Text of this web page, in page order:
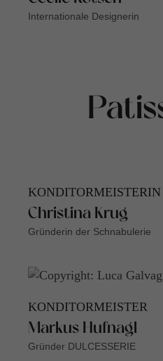
Internationale Designerin
KONDITORMEISTERIN
Christina Krug
Gründerin der Schnabulerie
KONDITORMEISTER
Markus Hufnagl
Gründer DULCESSERIE